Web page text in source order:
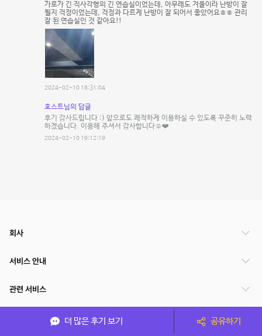
가로가 긴 직사각형의 긴 연습실이었는데, 아무래도 겨울이라 난방이 잘
될지 걱정이었는데, 걱정과 다르게 난방이 잘 되어서 좋았어요ㅎㅎ 관리
잘 된 연습실인 것 같아요!!
2024-02-10 16:31:04
호스트님의 답글
후기 감사드립니다 :) 앞으로도 쾌적하게 이용하실 수 있도록 꾸준히 노력
하겠습니다. 이용해 주셔서 감사합니다☺️❤️
2024-02-10 19:12:19
더 많은 후기 보기 공유하기
회사
서비스 안내
관련 서비스